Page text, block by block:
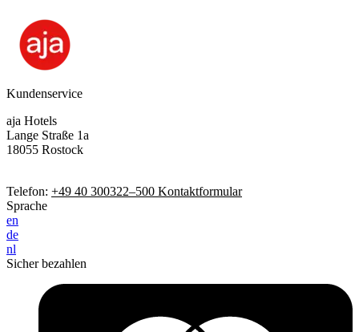
Kundenservice
aja Hotels
Lange Straße 1a
18055 Rostock
Telefon: +49 40 300322–500 Kontaktformular
Sprache
en
de
nl
Sicher bezahlen